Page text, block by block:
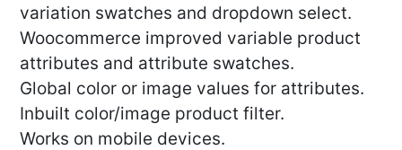
variation swatches and dropdown select.
Woocommerce improved variable product
attributes and attribute swatches.
Global color or image values for attributes.
Inbuilt color/image product filter.
Works on mobile devices.